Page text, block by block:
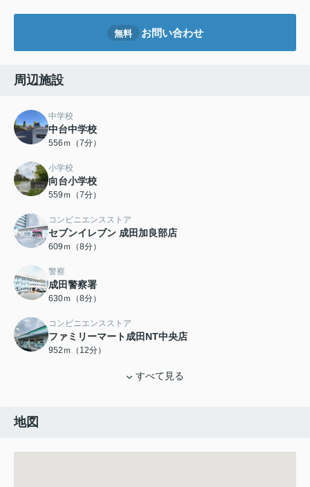
無料 お問い合わせ
周辺施設
中学校
中台中学校
556ｍ（7分）
小学校
向台小学校
559ｍ（7分）
コンビニエンスストア
セブンイレブン 成田加良部店
609ｍ（8分）
警察
成田警察署
630ｍ（8分）
コンビニエンスストア
ファミリーマート成田NT中央店
952ｍ（12分）
すべて見る
地図